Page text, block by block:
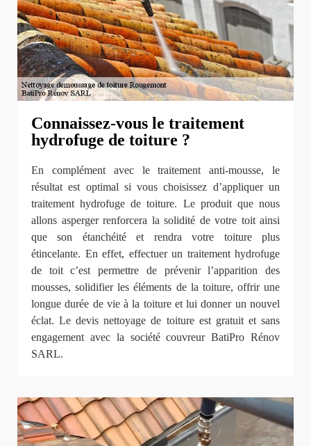
Connaissez-vous le traitement
hydrofuge de toiture ?
En complément avec le traitement anti-mousse, le
résultat est optimal si vous choisissez d’appliquer un
traitement hydrofuge de toiture. Le produit que nous
allons asperger renforcera la solidité de votre toit ainsi
que son étanchéité et rendra votre toiture plus
étincelante. En effet, effectuer un traitement hydrofuge
de toit c’est permettre de prévenir l’apparition des
mousses, solidifier les éléments de la toiture, offrir une
longue durée de vie à la toiture et lui donner un nouvel
éclat. Le devis nettoyage de toiture est gratuit et sans
engagement avec la société couvreur BatiPro Rénov
SARL.